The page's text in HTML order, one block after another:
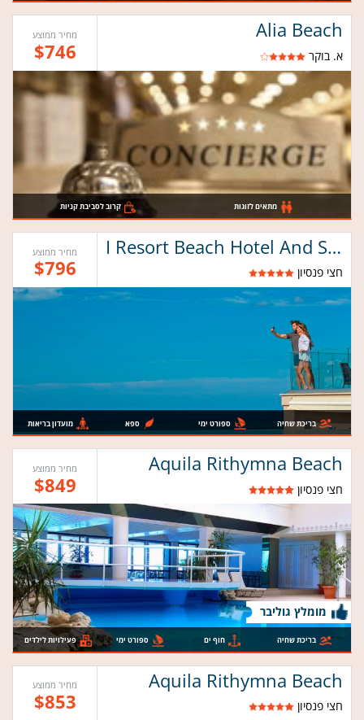
Alia Beach
א. בוקר
מחיר ממוצע
$746
מתאים לזוגות קרוב לסביבת קניות
I Resort Beach Hotel And Spa
חצי פנסיון
מחיר ממוצע
$796
בריכת שחיה ספורט ימי ספא מועדון בריאות
Aquila Rithymna Beach
חצי פנסיון
מחיר ממוצע
$849
מומלץ גוליבר
בריכת שחיה חוף ים ספורט ימי פעילויות לילדים
Aquila Rithymna Beach
חצי פנסיון
מחיר ממוצע
$853